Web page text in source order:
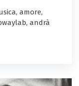
amore,
andrà